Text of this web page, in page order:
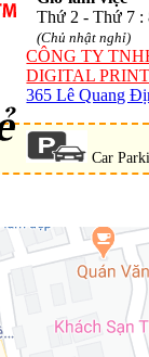
Thứ 2 - Thứ 7 :
(Chủ nhật nghỉ)
CÔNG TY
DIGITAL
365 Lê Quang
Car